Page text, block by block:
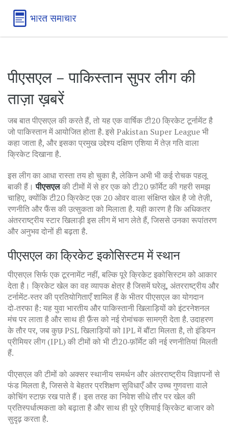
पीएसएल – पाकिस्तान सुपर लीग की
ताज़ा ख़बरें
जब बातपीएसएलकी करते हैं, तो यहएक वार्षिक टी20 क्रिकेट टूर्नामेंट है
जो पाकिस्तान में आयोजित होता है. इसे Pakistan Super Leagueभी
कहा जाता है, और इसका प्रमुख उद्देश्य दक्षिण एशिया में तेज़ गति वाला
क्रिकेट दिखाना है.
इस लीग का आधा रास्ता तय हो चुका है, लेकिन अभी भी कई रोचक पहलू
बाकी हैं।पीएसएलकी टीमों में से हर एक को टी20 फ़ॉर्मेट की गहरी समझ
चाहिए, क्योंकिटी20 क्रिकेटएक 20 ओवर वाला संक्षिप्त खेल है जो तेज़ी,
रणनीति और फैंस की उत्सुकता को मिलाता है. यही कारण है कि अधिकतर
अंतरराष्ट्रीय स्टार खिलाड़ी इस लीग में भाग लेते हैं, जिससे उनका रूपांतरण
और अनुभव दोनों ही बढ़ता है.
पीएसएल का क्रिकेट इकोसिस्टम में स्थान
पीएसएल सिर्फ एक टूरनामेंट नहीं, बल्कि पूरे क्रिकेट इकोसिस्टम को आकार
देता है। क्रिकेटखेल का वह व्यापक क्षेत्र है जिसमें घरेलू, अंतरराष्ट्रीय और
टर्नामेंट‑स्तर की प्रतियोगिताएँ शामिल हैंके भीतर पीएसएल का योगदान
दो‑तरफा है: यह युवा भारतीय और पाकिस्तानी खिलाड़ियों को इंटरनेशनल
मंच पर लाता है और साथ ही फ़ैंस को नई रोमांचक सामग्री देता है. उदाहरण
के तौर पर, जब कुछ PSL खिलाड़ियों को IPL में बौंटा मिलता है, तो इंडियन
प्रीमियर लीग (IPL) की टीमों को भी टी20‑फ़ॉर्मेट की नई रणनीतियां मिलती
हैं.
पीएसएल की टीमों को अक्सर स्थानीय समर्थन और अंतरराष्ट्रीय विज्ञापनों से
फंड मिलता है, जिससे वे बेहतर प्रशिक्षण सुविधाएँ और उच्च गुणवत्ता वाले
कोचिंग स्टाफ़ रख पाते हैं। इस तरह का निवेश सीधे तौर पर खेल की
प्रतिस्पर्धात्मकता को बढ़ाता है और साथ ही पूरे एशियाई क्रिकेट बाजार को
सुदृढ़ करता है.